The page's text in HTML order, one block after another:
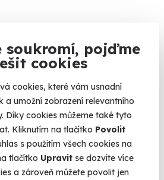
soukromí, pojďme
cookies
cookies, které vám usnadní
a umožní zobrazení relevantního
Díky cookies můžeme také tyto
Kliknutím na tlačítko Povolit
s použitím všech cookies na
tlačítko Upravit se dozvíte více
a zároveň můžete povolit jen
10.0
na masáž
masážích a dopřejte si chvíli